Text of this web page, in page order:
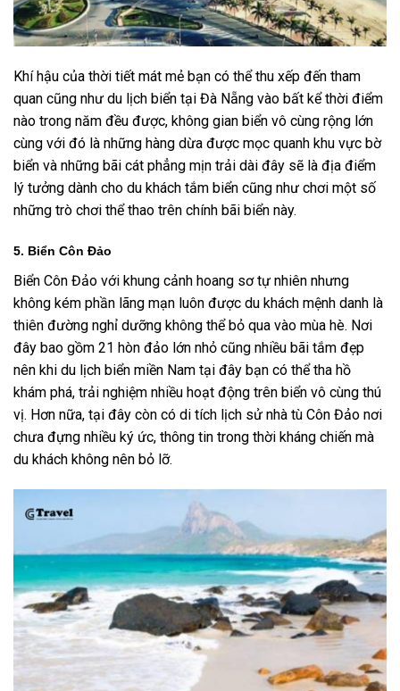
Khí hậu của thời tiết mát mẻ bạn có thể thu xếp đến tham
quan cũng như du lịch biển tại Đà Nẵng vào bất kể thời điểm
nào trong năm đều được, không gian biển vô cùng rộng lớn
cùng với đó là những hàng dừa được mọc quanh khu vực bờ
biển và những bãi cát phẳng mịn trải dài đây sẽ là địa điểm
lý tưởng dành cho du khách tắm biển cũng như chơi một số
những trò chơi thể thao trên chính bãi biển này.
5. Biển Côn Đảo
Biển Côn Đảo với khung cảnh hoang sơ tự nhiên nhưng
không kém phần lãng mạn luôn được du khách mệnh danh là
thiên đường nghỉ dưỡng không thể bỏ qua vào mùa hè. Nơi
đây bao gồm 21 hòn đảo lớn nhỏ cũng nhiều bãi tắm đẹp
nên khi du lịch biển miền Nam tại đây bạn có thể tha hồ
khám phá, trải nghiệm nhiều hoạt động trên biển vô cùng thú
vị. Hơn nữa, tại đây còn có di tích lịch sử nhà tù Côn Đảo nơi
chưa đựng nhiều ký ức, thông tin trong thời kháng chiến mà
du khách không nên bỏ lỡ.